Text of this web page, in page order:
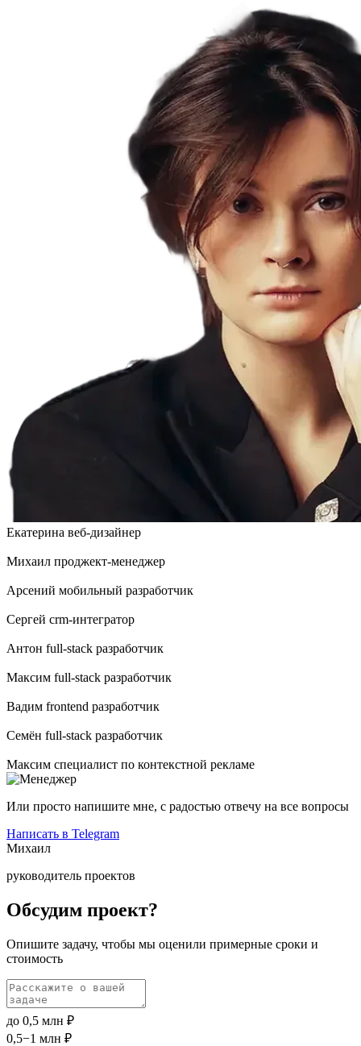
Екатерина веб-дизайнер
Михаил проджект-менеджер
Арсений мобильный разработчик
Сергей crm-интегратор
Антон full-stack разработчик
Максим full-stack разработчик
Вадим frontend разработчик
Семён full-stack разработчик
Максим специалист по контекстной рекламе
Или просто напишите мне, с радостью отвечу на все вопросы
Написать в Telegram
Михаил
руководитель проектов
Обсудим проект?
Опишите задачу, чтобы мы оценили примерные сроки и
стоимость
до 0,5 млн ₽
0,5−1 млн ₽